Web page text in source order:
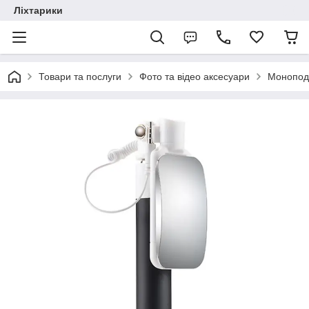
Ліхтарики
Товари та послуги Фото та відео аксесуари